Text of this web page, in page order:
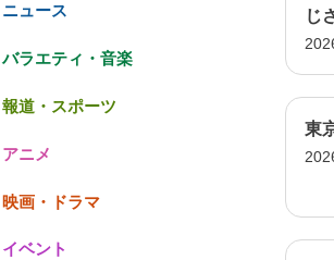
ニュース
バラエティ・音楽
報道・スポーツ
アニメ
映画・ドラマ
イベント
じ
東